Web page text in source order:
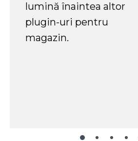
lumină înaintea altor
plugin-uri pentru
magazin.